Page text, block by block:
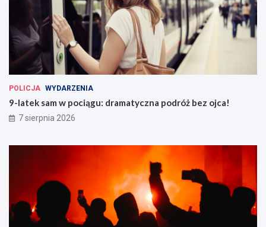
POLICJA WYDARZENIA
9-latek sam w pociągu: dramatyczna podróż bez ojca!
7 sierpnia 2026